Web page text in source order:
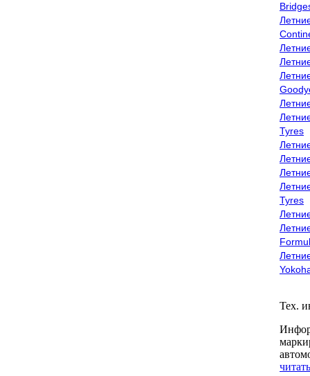
Tyres
Tyres
Тех.